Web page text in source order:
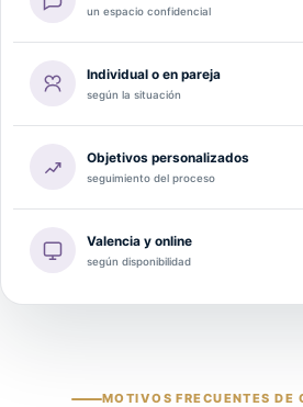
un espacio confidencial
Individual o en pareja
según la situación
Objetivos personalizados
seguimiento del proceso
Valencia y online
según disponibilidad
MOTIVOS FRECUENTES DE